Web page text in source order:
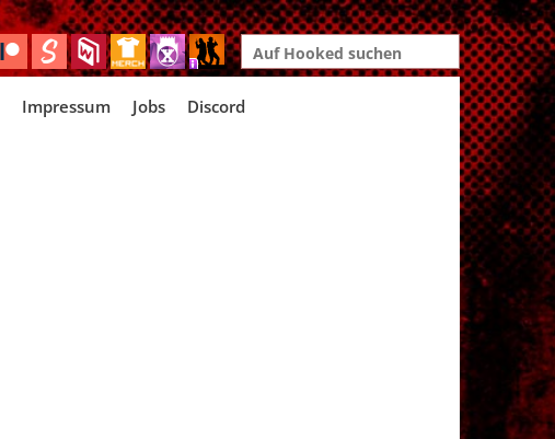
Search
for:
Impressum Jobs Discord